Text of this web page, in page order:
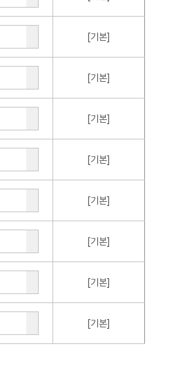
[기본]
[기본]
[기본]
[기본]
[기본]
[기본]
[기본]
[기본]